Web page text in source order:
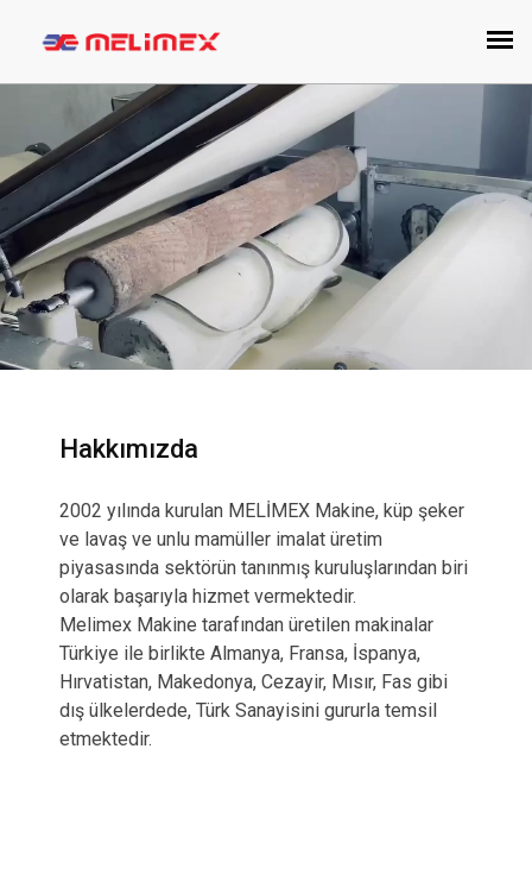
Hakkımızda
2002 yılında kurulan MELİMEX Makine, küp şeker
ve lavaş ve unlu mamüller imalat üretim
piyasasında sektörün tanınmış kuruluşlarından biri
olarak başarıyla hizmet vermektedir.
Melimex Makine tarafından üretilen makinalar
Türkiye ile birlikte Almanya, Fransa, İspanya,
Hırvatistan, Makedonya, Cezayir, Mısır, Fas gibi
dış ülkelerdede, Türk Sanayisini gururla temsil
etmektedir.